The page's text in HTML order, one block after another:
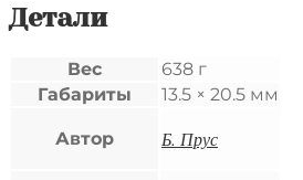
Детали
Вес
638 г
Габариты
13.5 × 20.5 мм
Автор Б. Прус